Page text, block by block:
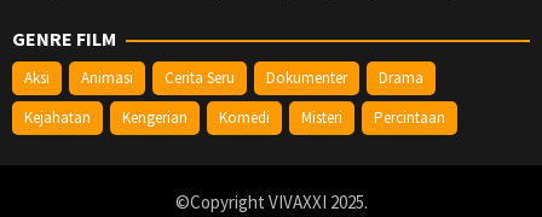
GENRE FILM
Aksi Animasi Cerita Seru Dokumenter
Drama
Kejahatan
Kengerian Komedi Misteri Percintaan
©Copyright VIVAXXI 2025.